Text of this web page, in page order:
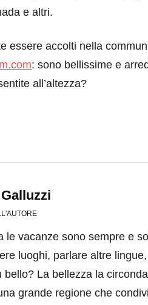
e altri.
essere accolti nella
: sono bellissime e
all’altezza?
e la Grecia di
il Viaggio
le vacanze sono sempre e
luoghi, parlare altre
bello? La bellezza la
grande regione che